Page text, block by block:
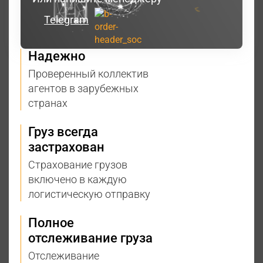
Telegram
Надежно
Проверенный коллектив
агентов в зарубежных
странах
Груз всегда
застрахован
Страхование грузов
включено в каждую
логистическую отправку
Полное
отслеживание груза
Отслеживание